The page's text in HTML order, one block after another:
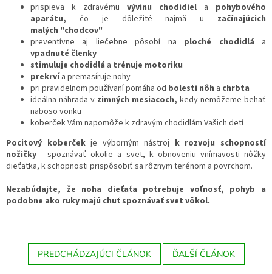
prispieva k zdravému vývinu chodidiel a pohybového
aparátu, čo je dôležité najmä u začínajúcich
malých "chodcov"
preventívne aj liečebne pôsobí na ploché chodidlá a
vpadnuté členky
stimuluje chodidlá a trénuje motoriku
prekrvía premasíruje nohy
pri pravidelnom používaní pomáha od bolesti nôh a chrbta
ideálna náhrada v zimných mesiacoch, kedy nemôžeme behať
naboso vonku
koberček Vám napomôže k zdravým chodidlám Vašich detí
Pocitový koberčekje výborným nástroj k rozvoju schopností
nožičky- spoznávať okolie a svet, k obnoveniu vnímavosti nôžky
dieťatka, k schopnosti prispôsobiť sa rôznym terénom a povrchom.
Nezabúdajte, že noha dieťaťa potrebuje voľnosť, pohyb a
podobne ako ruky majú chuť spoznávať svet vôkol.
PREDCHÁDZAJÚCI ČLÁNOK ĎALŠÍ ČLÁNOK